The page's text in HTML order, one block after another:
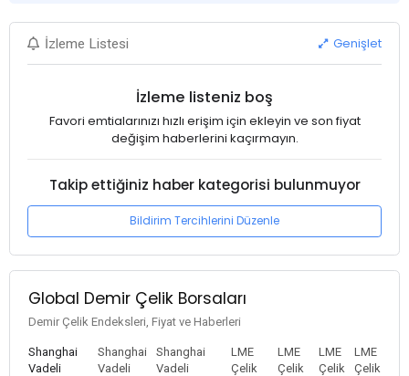
İzleme Listesi Genişlet
İzleme listeniz boş
Favori emtialarınızı hızlı erişim için ekleyin ve son fiyat
değişim haberlerini kaçırmayın.
Takip ettiğiniz haber kategorisi bulunmuyor
Bildirim Tercihlerini Düzenle
Global Demir Çelik Borsaları
Demir Çelik Endeksleri, Fiyat ve Haberleri
Shanghai
Vadeli
Shanghai
Vadeli
Shanghai
Vadeli
LME
Çelik
LME
Çelik
LME
Çelik
LME
Çelik